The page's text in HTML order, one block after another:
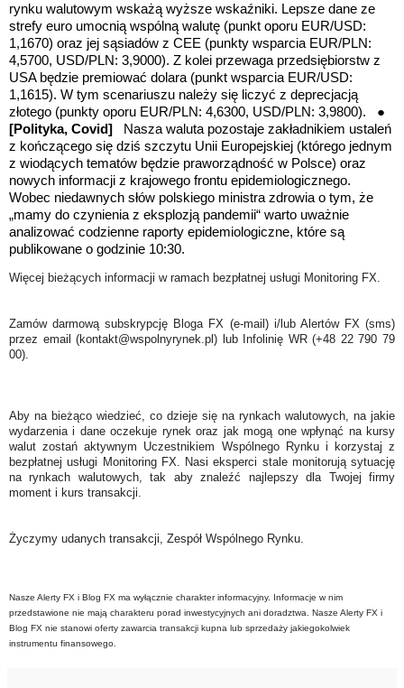
rynku walutowym wskażą wyższe wskaźniki. Lepsze dane ze
strefy euro umocnią wspó lną walutę (punkt oporu EUR/USD:
1,1670) oraz jej sąsiadów z CEE (punkty wsparcia EUR/PLN:
4,5700, USD/PLN: 3,9000). Z kolei przewaga przedsiębiorstw z
USA będzie premiować dolara (punkt wsparcia EUR/USD:
1,1615). W tym scenariuszu należy się liczyć z deprecjacją
złotego (punkty oporu EUR/PLN: 4,6300, USD/PLN: 3,9800). ●
[Polityka, Covid]
Nasza waluta pozostaje zakładnikiem ustaleń
z kończącego się dziś szczytu Unii Europejskiej (którego jednym
z wiodących tematów będzie praworządność w Polsce) oraz
nowych informacji z krajowego frontu epidemiologicznego.
Wobec niedawnych słów polskiego ministra zdrowia o tym, że
„mamy do czynienia z eksplozją pandemii“ warto uważnie
analizować codzienne raporty epidemiologiczne, które są
publikowane o godzinie 10:30.
Więcej bieżących informacji w ramach bezpłatnej usługi Monitoring FX.
Zamów darmową subskrypcję Bloga FX (e-mail) i/lub Alertów FX (sms)
przez email (kontakt@wspolnyrynek.pl) lub Infolinię WR (+48 22 790 79
00).
Aby na bieżąco wiedzieć, co dzieje się na rynkach walutowych, na jakie
wydarzenia i dane oczekuje rynek oraz jak mogą one wpłynąć na kursy
walut zostań aktywnym Uczestnikiem Wspólnego Rynku i korzystaj z
bezpłatnej usługi Monitoring FX. Nasi eksperci stale monitorują sytuację
na rynkach walutowych, tak aby znaleźć najlepszy dla Twojej firmy
moment i kurs transakcji.
Życzymy udanych transakcji, Zespół Wspólnego Rynku.
Nasze Alerty FX i Blog FX ma wyłącznie charakter informacyjny. Informacje w nim
przedstawione nie mają charakteru porad inwestycyjnych ani doradztwa. Nasze Alerty FX i
Blog FX nie stanowi oferty zawarcia transakcji kupna lub sprzedaży jakiegokolwiek
instrumentu finansowego.